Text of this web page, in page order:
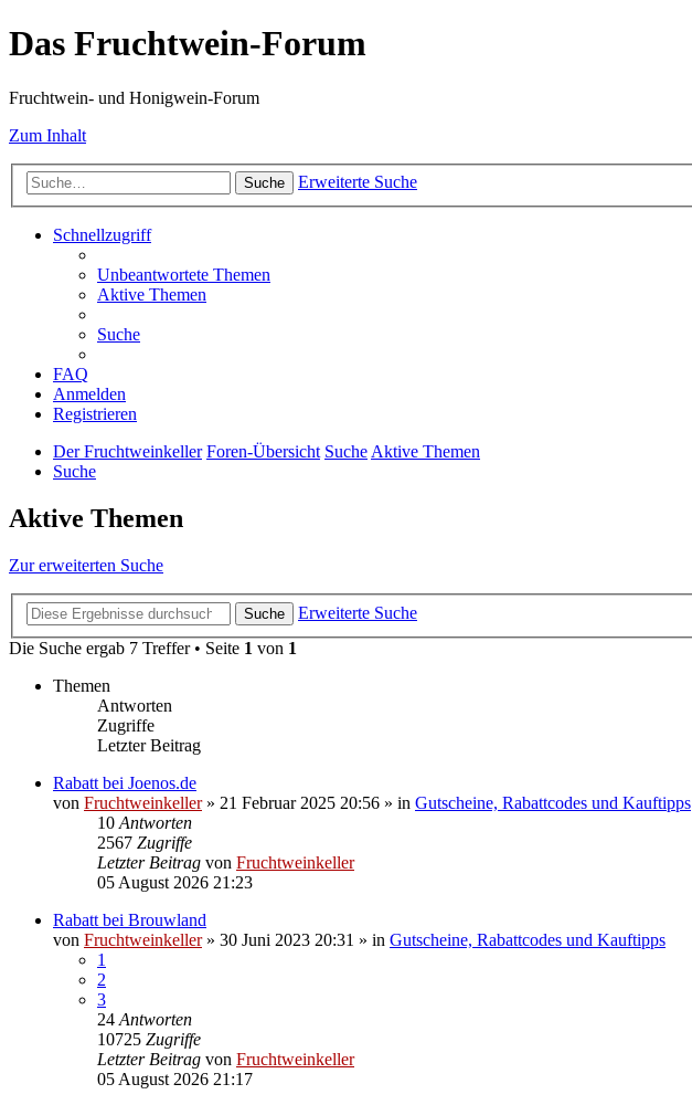
Das Fruchtwein-Forum
Fruchtwein- und Honigwein-Forum
Zum Inhalt
Suche Erweiterte Suche
Schnellzugriff
Unbeantwortete Themen
Aktive Themen
Suche
FAQ
Anmelden
Registrieren
Der Fruchtweinkeller Foren-Übersicht SucheAktive Themen
Suche
Aktive Themen
Zur erweiterten Suche
Suche
Erweiterte Suche
Die Suche ergab 7 Treffer • Seite 1 von 1
Themen
Antworten
Zugriffe
Letzter Beitrag
Rabatt bei Joenos.de
von Fruchtweinkeller» 21 Februar 2025 20:56 » in Gutscheine, Rabattcodes und Kauftipps
10 Antworten
2567 Zugriffe
Letzter Beitrag von Fruchtweinkeller
05 August 2026 21:23
Rabatt bei Brouwland
von Fruchtweinkeller» 30 Juni 2023 20:31 » in Gutscheine, Rabattcodes und Kauftipps
1
2
3
24 Antworten
10725 Zugriffe
Letzter Beitrag von Fruchtweinkeller
05 August 2026 21:17